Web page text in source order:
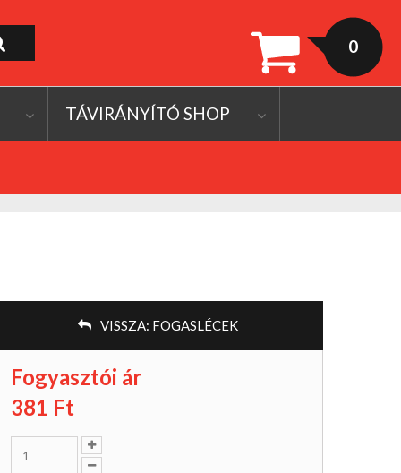
0
TÁVIRÁNYÍTÓ SHOP
VISSZA: FOGASLÉCEK
Fogyasztói ár
381 Ft